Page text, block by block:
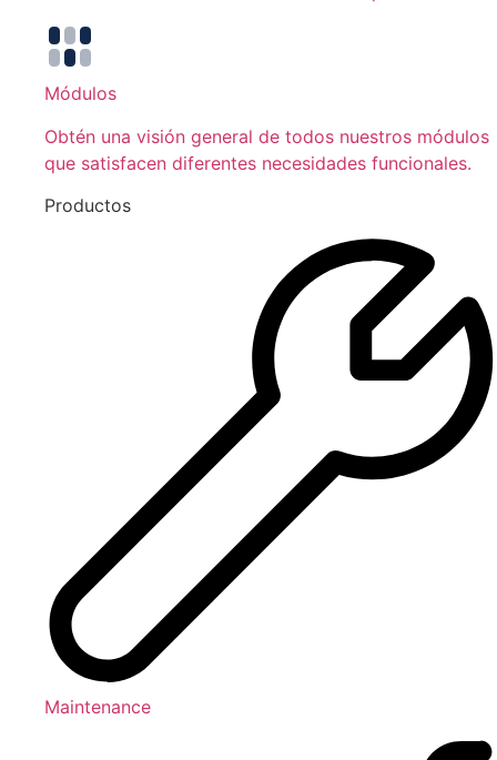
Módulos
Obtén una visión general de todos nuestros módulos
que satisfacen diferentes necesidades funcionales.
Productos
Maintenance